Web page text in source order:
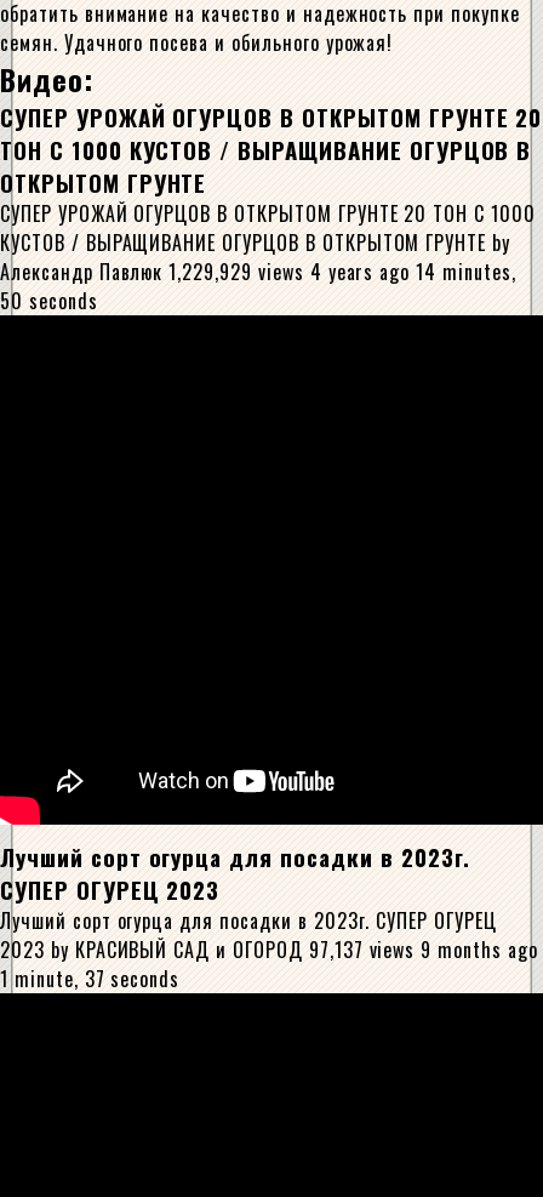
обратить внимание на качество и надежность при покупке
семян. Удачного посева и обильного урожая!
Видео:
СУПЕР УРОЖАЙ ОГУРЦОВ В ОТКРЫТОМ ГРУНТЕ 20
ТОН С 1000 КУСТОВ / ВЫРАЩИВАНИЕ ОГУРЦОВ В
ОТКРЫТОМ ГРУНТЕ
СУПЕР УРОЖАЙ ОГУРЦОВ В ОТКРЫТОМ ГРУНТЕ 20 ТОН С 1000
КУСТОВ / ВЫРАЩИВАНИЕ ОГУРЦОВ В ОТКРЫТОМ ГРУНТЕ by
Александр Павлюк 1,229,929 views 4 years ago 14 minutes,
50 seconds
Лучший сорт огурца для посадки в 2023г.
СУПЕР ОГУРЕЦ 2023
Лучший сорт огурца для посадки в 2023г. СУПЕР ОГУРЕЦ
2023 by КРАСИВЫЙ САД и ОГОРОД 97,137 views 9 months ago
1 minute, 37 seconds